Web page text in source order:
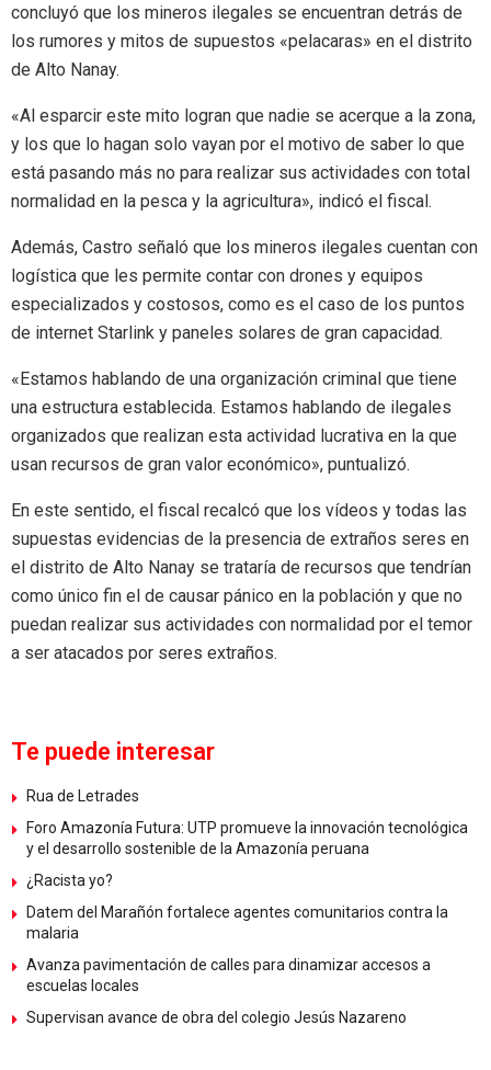
concluyó que los mineros ilegales se encuentran detrás de
los rumores y mitos de supuestos «pelacaras» en el distrito
de Alto Nanay.
«Al esparcir este mito logran que nadie se acerque a la zona,
y los que lo hagan solo vayan por el motivo de saber lo que
está pasando más no para realizar sus actividades con total
normalidad en la pesca y la agricultura», indicó el fiscal.
Además, Castro señaló que los mineros ilegales cuentan con
logística que les permite contar con drones y equipos
especializados y costosos, como es el caso de los puntos
de internet Starlink y paneles solares de gran capacidad.
«Estamos hablando de una organización criminal que tiene
una estructura establecida. Estamos hablando de ilegales
organizados que realizan esta actividad lucrativa en la que
usan recursos de gran valor económico», puntualizó.
En este sentido, el fiscal recalcó que los vídeos y todas las
supuestas evidencias de la presencia de extraños seres en
el distrito de Alto Nanay se trataría de recursos que tendrían
como único fin el de causar pánico en la población y que no
puedan realizar sus actividades con normalidad por el temor
a ser atacados por seres extraños.
Te puede interesar
Rua de Letrades
Foro Amazonía Futura: UTP promueve la innovación tecnológica
y el desarrollo sostenible de la Amazonía peruana
¿Racista yo?
Datem del Marañón fortalece agentes comunitarios contra la
malaria
Avanza pavimentación de calles para dinamizar accesos a
escuelas locales
Supervisan avance de obra del colegio Jesús Nazareno